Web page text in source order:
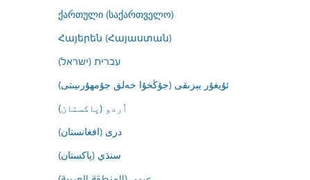
ქართული (საქართველო)
Հայերեն (Հայաստան)
עברית (ישראל)
ئۇيغۇر يېزىقى (جۇڭخۇا خەلق جۇمھۇرىيىتى)
اُردو (پاکستان)
درى (افغانستان)
سنڌي (پاکستان)